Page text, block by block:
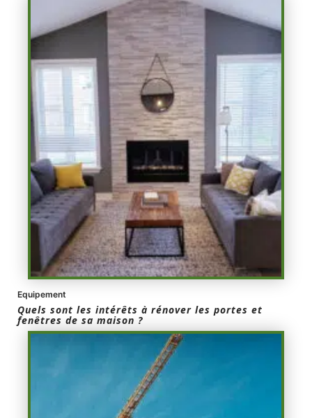
Equipement
Quels sont les intérêts à rénover les portes et
fenêtres de sa maison ?